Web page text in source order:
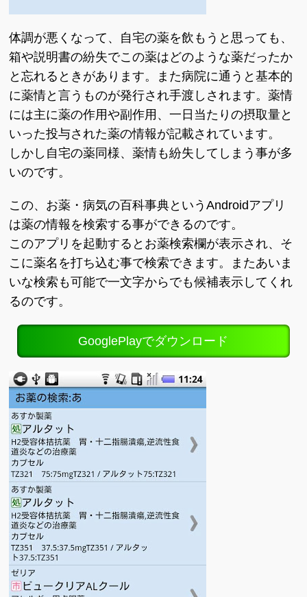
体調が悪くなって、自宅の薬を飲もうと思っても、
箱や説明書の紛失でこの薬はどのような薬だったか
と忘れるときがあります。また病院に通うと基本的
に薬情と言うものが発行され手渡しされます。薬情
には主に薬の作用や副作用、一日当たりの摂取量と
いった投与された薬の情報が記載されています。
しかし自宅の薬同様、薬情も紛失してしまう事が多
いのです。
この、お薬・病気の百科事典というAndroidアプリ
は薬の情報を検索する事ができるのです。
このアプリを起動するとお薬検索欄が表示され、そ
こに薬名を打ち込む事で検索できます。またあいま
いな検索も可能で一文字からでも候補表示してくれ
るのです。
GooglePlayでダウンロード